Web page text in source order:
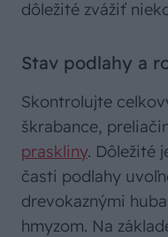
dôležité zvážiť
Stav podlahy a
Skontrolujte
škrabance,
praskliny. Dôležité
časti podlahy
drevokaznými
hmyzom. Na